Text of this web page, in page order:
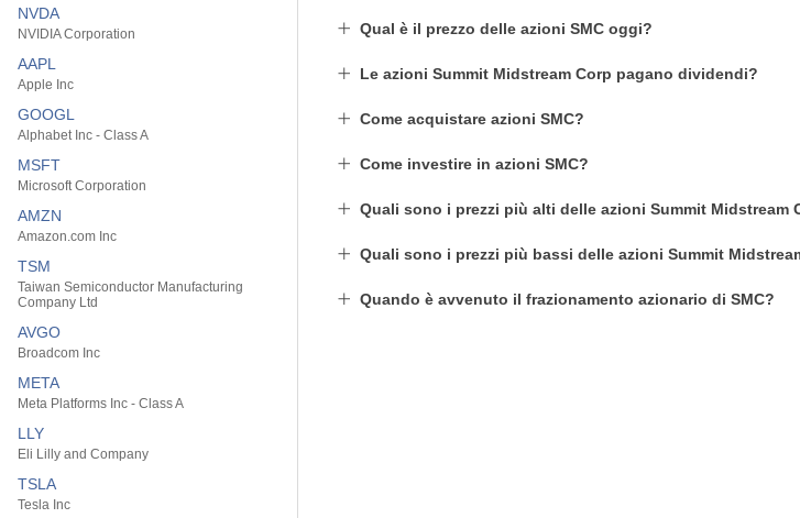
NVDA
NVIDIA Corporation
AAPL
Apple Inc
GOOGL
Alphabet Inc - Class A
MSFT
Microsoft Corporation
AMZN
Amazon.com Inc
TSM
Taiwan Semiconductor Manufacturing
Company Ltd
AVGO
Broadcom Inc
META
Meta Platforms Inc - Class A
LLY
Eli Lilly and Company
TSLA
Tesla Inc
Qual è il prezzo delle azioni SMC oggi?
Le azioni Summit Midstream Corp pagano dividendi?
Come acquistare azioni SMC?
Come investire in azioni SMC?
Quali sono i prezzi più alti delle azioni Summit Midstream
Quali sono i prezzi più bassi delle azioni Summit
Quando è avvenuto il frazionamento azionario di SMC?